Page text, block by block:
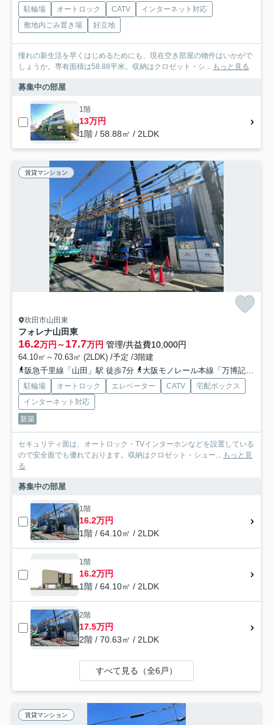
駐輪場 オートロック CATV
インターネット対応
敷地内ごみ置き場
好立地
憧れの新生活を早くはじめるためにも、現在空き部屋の物件はいかがで
しょうか。専有面積は58.88平米。収納はクロゼット・シ... もっと見る
募集中の部屋
1階
13万円
1階 / 58.88㎡ / 2LDK
賃貸マンション
吹田市山田東
フォレナ山田東
16.2万円～17.7万円 管理/共益費10,000円
64.10㎡～70.63㎡ (2LDK) /予定 /3階建
阪急千里線「山田」駅 徒歩7分
大阪モノレール本線「万博記念公園」駅 徒歩14分
駐輪場 オートロック エレベーター CATV
宅配ボックス
インターネット対応
新築
セキュリティ面は、オートロック・TVインターホンなどを設置している
ので安全面でも優れております。収納はクロゼット・シュー... もっと見
る
募集中の部屋
1階
16.2万円
1階 / 64.10㎡ / 2LDK
1階
16.2万円
1階 / 64.10㎡ / 2LDK
2階
17.5万円
2階 / 70.63㎡ / 2LDK
すべて見る（全6戸）
賃貸マンション